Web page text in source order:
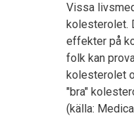
Vissa
kolesterolet.
effekter på
folk kan
kolesterolet
"bra"
(källa: